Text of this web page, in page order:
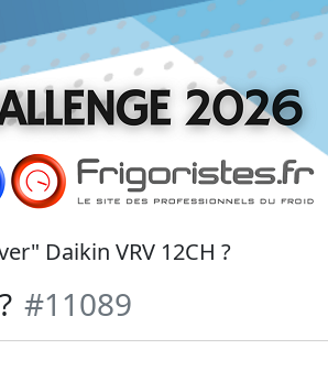
Daikin VRV 12CH ?
#11089